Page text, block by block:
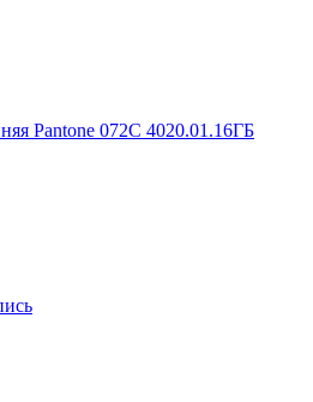
Pantone 072C 4020.01.16ГБ